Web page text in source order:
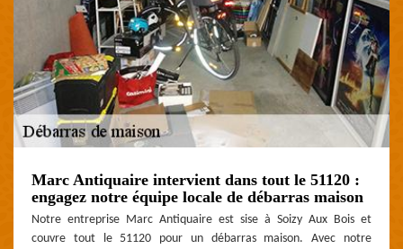
Marc Antiquaire intervient dans tout le 51120 :
engagez notre équipe locale de débarras maison
Notre entreprise Marc Antiquaire est sise à Soizy Aux Bois et
couvre tout le 51120 pour un débarras maison. Avec notre